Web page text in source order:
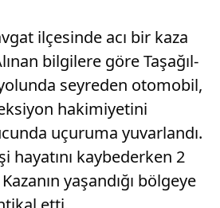
ilçesinde acı bir kaza
bilgilere göre Taşağıl-
seyreden otomobil,
hakimiyetini
uçuruma yuvarlandı.
hayatını kaybederken 2
yaşandığı bölgeye